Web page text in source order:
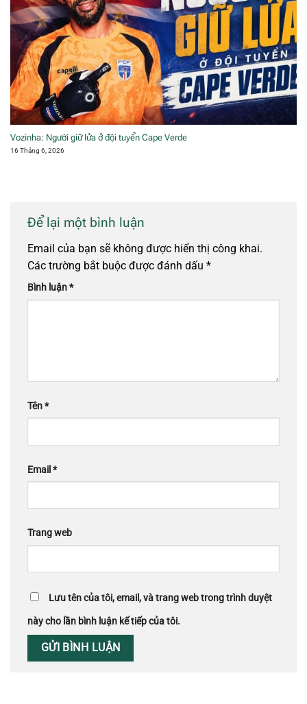
Vozinha: Người giữ lửa ở đội tuyển Cape Verde
16 Tháng 6, 2026
Để lại một bình luận
Email của bạn sẽ không được hiển thị công khai.
Các trường bắt buộc được đánh dấu *
Bình luận*
Tên*
Email *
Trang web
Lưu tên của tôi, email, và trang web trong trình duyệt
này cho lần bình luận kế tiếp của tôi.